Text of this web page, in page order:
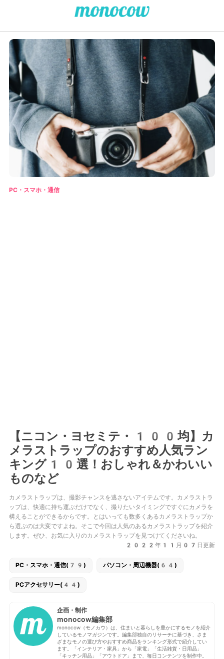
PC・スマホ・通信
【ニコン・ヨセミテ・100均】カ
メラストラップのおすすめ人気ラン
キング10選！おしゃれ＆かわいい
ものなど
カメラストラップは、撮影チャンスを逃さないアイテムです。カメラストラ
ップは、快適に持ち運ぶだけでなく、撮りたいタイミングですぐにカメラを
構えることができるからです。とはいっても数多くあるカメラストラップか
ら選ぶのは大変ですよね。そこで今回は人気のあるカメラストラップを紹介
します。ぜひ、お気に入りのカメラストラップを見つけてくださいね。
2022年11月07日更新
PC・スマホ・通信(79) パソコン・周辺機器(64)
PCアクセサリー(44)
企画・制作
monocow編集部
monocow（モノカウ）は、住まいと暮らしを豊かにするモノを紹介
しているモノマガジンです。編集部独自のリサーチに基づき、さま
ざまなモノの選び方やおすすめ商品をランキング形式で紹介してい
ます。「インテリア・家具」から「家電」「生活雑貨・日用品」
「キッチン用品」「アウトドア」まで、毎日コンテンツを制作中。